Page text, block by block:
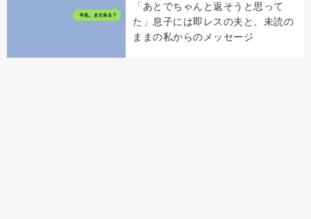
「あとでちゃんと返そうと思って
た」息子には即レスの夫と、未読の
ままの私からのメッセージ